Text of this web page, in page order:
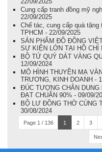
Cung cấp tranh đồng mỹ
22/09/2025
Chế tác, cung cấp quà
TPHCM - 22/09/2025
SẢN PHẨM ĐỒ ĐỒNG
SỰ KIỆN LỚN TẠI HỒ CHÍ
BỘ TỨ QUÝ DÁT VÀNG
12/09/2024
MÔ HÌNH THUYỀN MẠ
TRƯƠNG, KINH DOANH -
ĐÚC TƯỢNG CHÂN
ĐẠT CHUẨN 90% - 09/09/
BỘ LƯ ĐỒNG THỜ CÚNG
30/08/2024
Page 1 / 136 1 2 3